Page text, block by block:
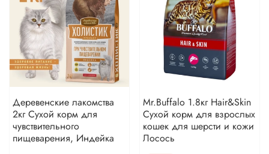
Деревенские лакомства
2кг Сухой корм для
чувствительного
пищеварения, Индейка
Mr.Buffalo 1.8кг Hair&Skin
Сухой корм для взрослых
кошек для шерсти и кожи
Лосось